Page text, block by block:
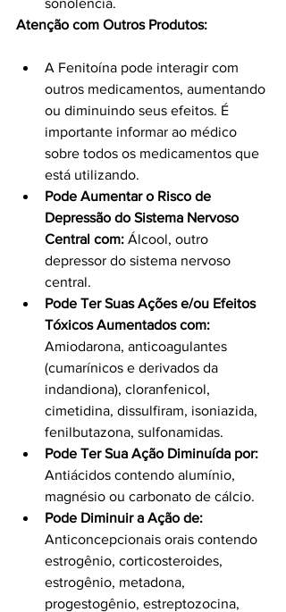
Atenção com Outros Produtos:
A Fenitoína pode interagir com
outros medicamentos, aumentando
ou diminuindo seus efeitos. É
importante informar ao médico
sobre todos os medicamentos que
está utilizando.
Pode Aumentar o Risco de
Depressão do Sistema Nervoso
Central com: Álcool, outro
depressor do sistema nervoso
central.
Pode Ter Suas Ações e/ou Efeitos
Tóxicos Aumentados com:
Amiodarona, anticoagulantes
(cumarínicos e derivados da
indandiona), cloranfenicol,
cimetidina, dissulfiram, isoniazida,
fenilbutazona, sulfonamidas.
Pode Ter Sua Ação Diminuída por:
Antiácidos contendo alumínio,
magnésio ou carbonato de cálcio.
Pode Diminuir a Ação de:
Anticoncepcionais orais contendo
estrogênio, corticosteroides,
estrogênio, metadona,
progestogênio, estreptozocina,